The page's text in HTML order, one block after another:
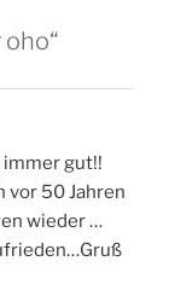
immer gut!!
vor 50 Jahren
wieder …